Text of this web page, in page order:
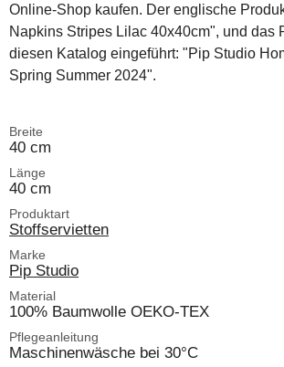
Online-Shop kaufen. Der englische
Napkins Stripes Lilac 40x40cm", und das
diesen Katalog eingeführt: "Pip Studio
Spring Summer 2024".
Breite
40 cm
Länge
40 cm
Produktart
Stoffservietten
Marke
Pip Studio
Material
100% Baumwolle OEKO-TEX
Pflegeanleitung
Maschinenwäsche bei 30°C